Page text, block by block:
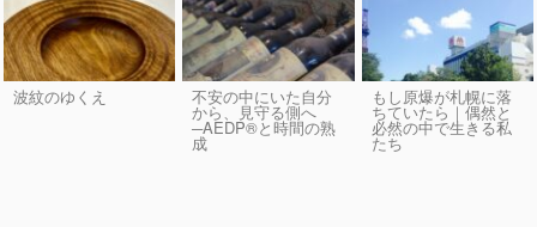
波紋のゆくえ 不安の中にいた自分
から、見守る側へ
─AEDP®︎と時間の熟
成
もし原爆が札幌に落
ちていたら｜偶然と
必然の中で生きる私
たち